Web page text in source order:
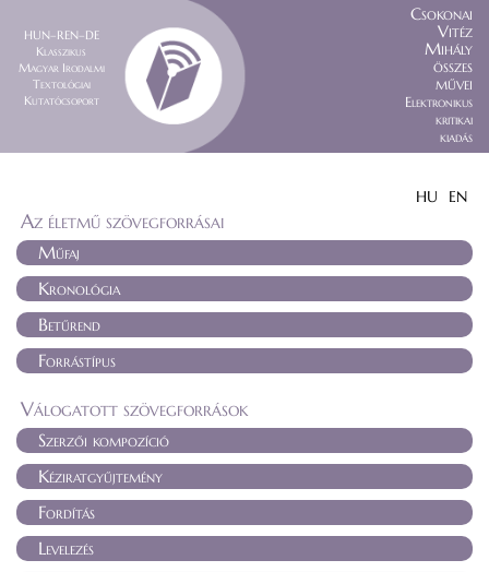
HUN–REN–DE
Klasszikus
Magyar Irodalmi
Textológiai
Kutatócsoport
Csokonai
Vitéz
Mihály
összes
művei
Elektronikus
kritikai
kiadás
HU EN
Az életmű szövegforrásai
Műfaj
Kronológia
Betűrend
Forrástípus
Válogatott szövegforrások
Szerzői kompozíció
Kéziratgyűjtemény
Fordítás
Levelezés